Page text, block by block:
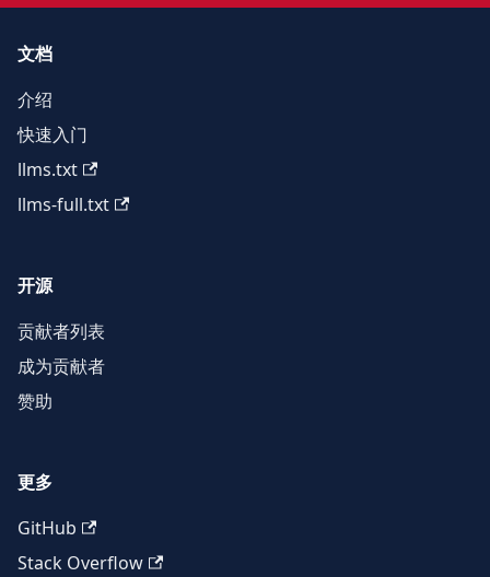
文档
介绍
快速入门
llms.txt
llms-full.txt
开源
贡献者列表
成为贡献者
赞助
更多
GitHub
Stack Overflow